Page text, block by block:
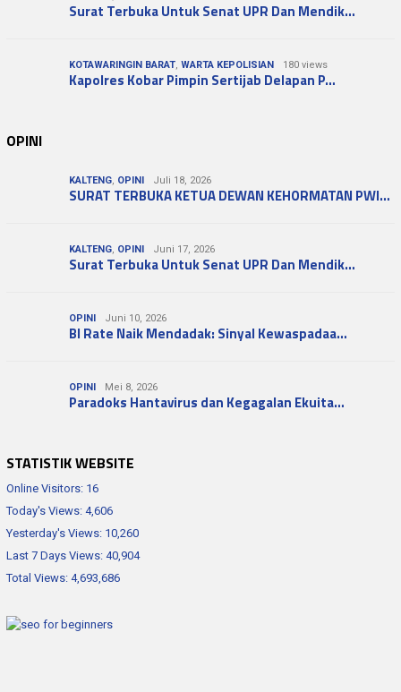
Surat Terbuka Untuk Senat UPR Dan Mendik…
KOTAWARINGIN BARAT, WARTA KEPOLISIAN 180 views
Kapolres Kobar Pimpin Sertijab Delapan P…
OPINI
KALTENG, OPINI Juli 18, 2026
SURAT TERBUKA KETUA DEWAN KEHORMATAN PWI…
KALTENG, OPINI Juni 17, 2026
Surat Terbuka Untuk Senat UPR Dan Mendik…
OPINI Juni 10, 2026
BI Rate Naik Mendadak: Sinyal Kewaspadaa…
OPINI Mei 8, 2026
Paradoks Hantavirus dan Kegagalan Ekuita…
STATISTIK WEBSITE
Online Visitors: 16
Today's Views: 4,606
Yesterday's Views: 10,260
Last 7 Days Views: 40,904
Total Views: 4,693,686